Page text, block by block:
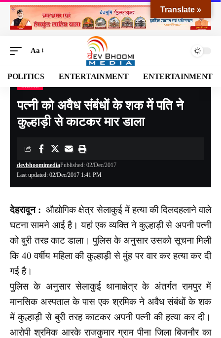
Aa
POLITICS ENTERTAINMENT ENTERTAINMENT
Devbhoomi Media>Blog> CRIME>पत्नी को अवैध संबंधों के शक में पति ने कुल्हाड़ी से काटकर मार डाला
पत्नी को अवैध संबंधों के शक में पति ने
कुल्हाड़ी से काटकर मार डाला
Last updated: 02/Dec/2017 1:41 PM
devbhoomimediaPublished: 02/Dec/2017
देहरादून : औद्योगिक क्षेत्र सेलाकुई में हत्या की दिलदहलाने वाले
घटना सामने आई है। यहां एक व्यक्ति ने कुल्हाड़ी से अपनी पत्नी
को बुरी तरह काट डाला। पुलिस के अनुसार उसको सूचना मिली
कि 40 वर्षीय महिला की कुल्हाड़ी से मुंह पर वार कर हत्या कर दी
गई है।
पुलिस के अनुसार सेलाकुई थानाक्षेत्र के अंतर्गत रामपुर में
मानसिक अस्पताल के पास एक श्रमिक ने अवैध संबंधों के शक
में कुल्हाड़ी से बुरी तरह काटकर अपनी पत्नी की हत्या कर दी।
आरोपी श्रमिक आरके राजकुमार ग्राम पीना जिला बिजनौर का
Translate »